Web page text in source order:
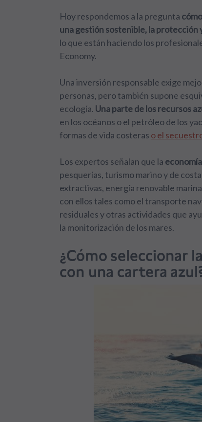
Hoy respondemos a la pregunta
una gestión sostenible, la protección
lo que están haciendo los
Economy.
Una inversión responsable exige
personas, pero también supone
ecología. Una parte de los recursos
en los océanos o el petróleo de los
formas de vida costeras o el
Los expertos señalan que la
pesquerías, turismo marino y de
extractivas, energía renovable
con ellos tales como el transporte
residuales y otras actividades que
la monitorización de los mares.
¿Cómo seleccionar
con una cartera